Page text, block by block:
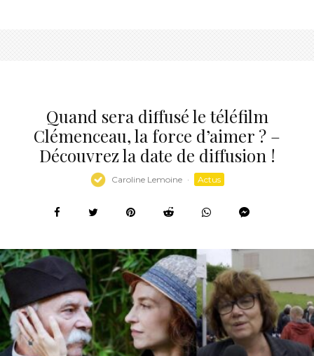
Quand sera diffusé le téléfilm
Clémenceau, la force d’aimer ? –
Découvrez la date de diffusion !
Caroline Lemoine · Actus